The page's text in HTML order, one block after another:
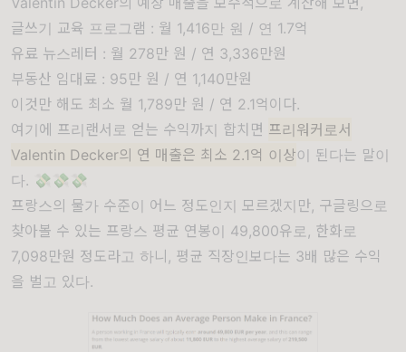
글쓰기 교육 프로그램 : 월 1,416만 원 / 연 1.7억
유료 뉴스레터 : 월 278만 원 / 연 3,336만원
부동산 임대료 : 95만 원 / 연 1,140만원
이것만 해도 최소 월 1,789만 원 / 연 2.1억이다.
여기에 프리랜서로 얻는 수익까지 합치면 프리워커로서
Valentin Decker의 연 매출은 최소 2.1억 이상이 된다는 말이
다. 💸💸💸
프랑스의 물가 수준이 어느 정도인지 모르겠지만, 구글링으로
찾아볼 수 있는 프랑스 평균 연봉이 49,800유로, 한화로
7,098만원 정도라고 하니, 평균 직장인보다는 3배 많은 수익
을 벌고 있다.